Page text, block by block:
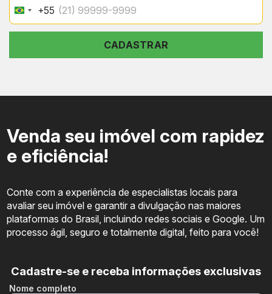
Brazil
+55
+55
CADASTRAR
Venda seu imóvel com rapidez
e eficiência!
Conte com a experiência de especialistas locais para
avaliar seu imóvel e garantir a divulgação nas maiores
plataformas do Brasil, incluindo redes sociais e Google. Um
processo ágil, seguro e totalmente digital, feito para você!
Cadastre-se e receba informações exclusivas
Nome completo